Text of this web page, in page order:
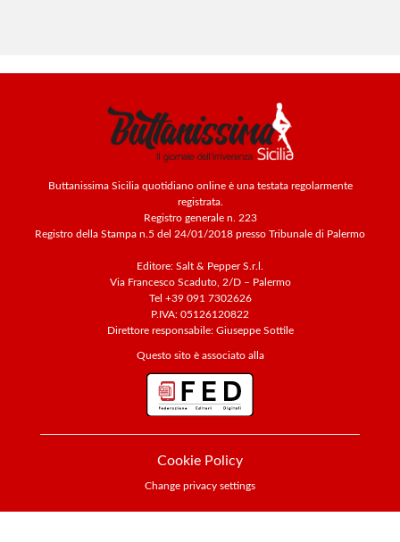
Buttanissima Sicilia quotidiano online è una testata regolarmente
registrata.
Registro generale n. 223
Registro della Stampa n.5 del 24/01/2018 presso Tribunale di Palermo
Editore: Salt & Pepper S.r.l.
Via Francesco Scaduto, 2/D – Palermo
Tel +39 091 7302626
P.IVA: 05126120822
Direttore responsabile: Giuseppe Sottile
Questo sito è associato alla
Cookie Policy
Change privacy settings